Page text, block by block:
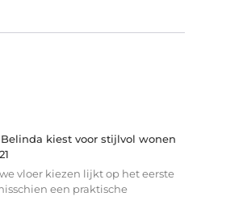
kiest voor stijlvol wonen
vloer kiezen lijkt op het eerste
een praktische